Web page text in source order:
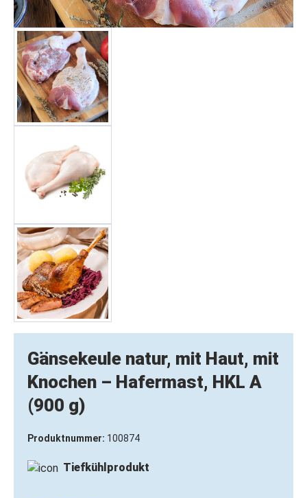
Gänsekeule natur, mit Haut, mit
Knochen – Hafermast, HKL A
(900 g)
Produktnummer: 100874
Tiefkühlprodukt